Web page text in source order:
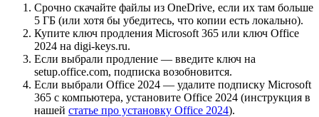
Срочно скачайте файлы из OneDrive, если их там больше
5 ГБ (или хотя бы убедитесь, что копии есть локально).
Купите ключ продления Microsoft 365 или ключ Office
2024 на digi-keys.ru.
Если выбрали продление — введите ключ на
setup.office.com, подписка возобновится.
Если выбрали Office 2024 — удалите подписку Microsoft
365 с компьютера, установите Office 2024 (инструкция в
нашей статье про установку Office 2024).